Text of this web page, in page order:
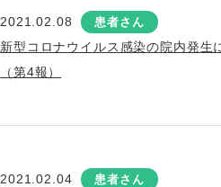
2021.02.08 患者さん
新型コロナウイルス感染の院内発生
（第4報）
2021.02.04 患者さん